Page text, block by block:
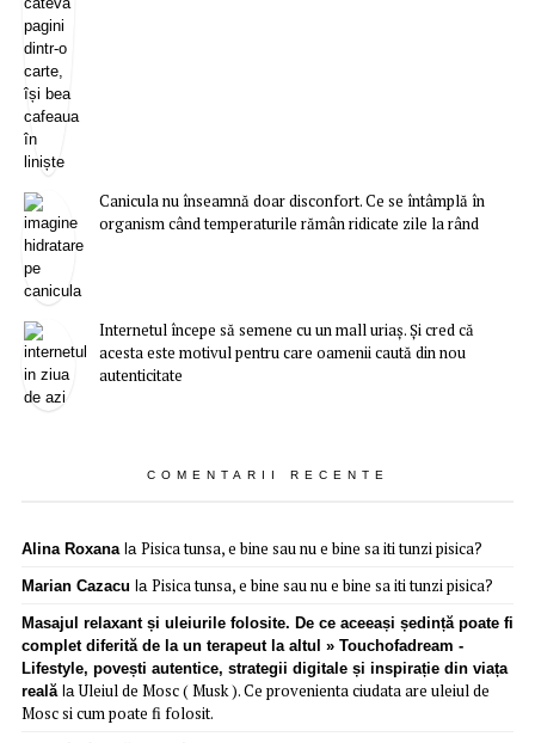
Canicula nu înseamnă doar disconfort. Ce se întâmplă în
organism când temperaturile rămân ridicate zile la rând
Internetul începe să semene cu un mall uriaș. Și cred că
acesta este motivul pentru care oamenii caută din nou
autenticitate
COMENTARII RECENTE
Alina Roxanala Pisica tunsa, e bine sau nu e bine sa iti tunzi pisica?
Marian Cazacu la Pisica tunsa, e bine sau nu e bine sa iti tunzi pisica?
Masajul relaxant și uleiurile folosite. De ce aceeași ședință poate fi
complet diferită de la un terapeut la altul » Touchofadream -
Lifestyle, povești autentice, strategii digitale și inspirație din viața
realălaUleiul de Mosc ( Musk ). Ce provenienta ciudata are uleiul de
Mosc si cum poate fi folosit.